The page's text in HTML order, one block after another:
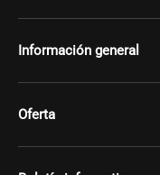
Información general
Oferta